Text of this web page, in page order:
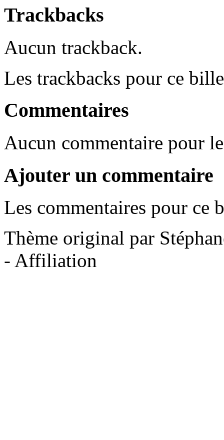
Trackbacks
Aucun trackback.
Les trackbacks pour ce
Commentaires
Aucun commentaire pour
Ajouter un commentaire
Les commentaires pour ce
Thème original par
- Affiliation